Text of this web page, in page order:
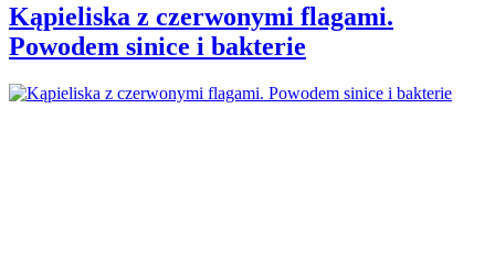
Kąpieliska z czerwonymi flagami.
Powodem sinice i bakterie